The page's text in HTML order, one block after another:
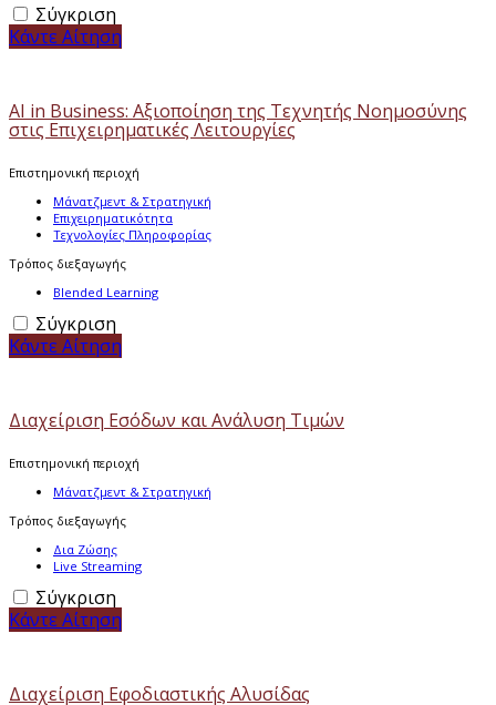
Σύγκριση
Κάντε Αίτηση
ΑΙ in Business: Αξιοποίηση της Τεχνητής Νοημοσύνης
στις Επιχειρηματικές Λειτουργίες
Επιστημονική περιοχή
Μάνατζμεντ & Στρατηγική
Επιχειρηματικότητα
Τεχνολογίες Πληροφορίας
Τρόπος διεξαγωγής
Blended Learning
Σύγκριση
Κάντε Αίτηση
Διαχείριση Εσόδων και Ανάλυση Τιμών
Επιστημονική περιοχή
Μάνατζμεντ & Στρατηγική
Τρόπος διεξαγωγής
Δια Ζώσης
Live Streaming
Σύγκριση
Κάντε Αίτηση
Διαχείριση Εφοδιαστικής Αλυσίδας